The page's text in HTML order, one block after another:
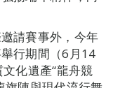
請賽事外，今年
行期間（6月14
化遺產“龍舟競